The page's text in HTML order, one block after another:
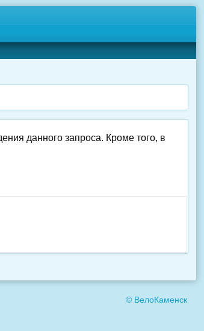
данного запроса. Кроме того, в
© ВелоКаменск